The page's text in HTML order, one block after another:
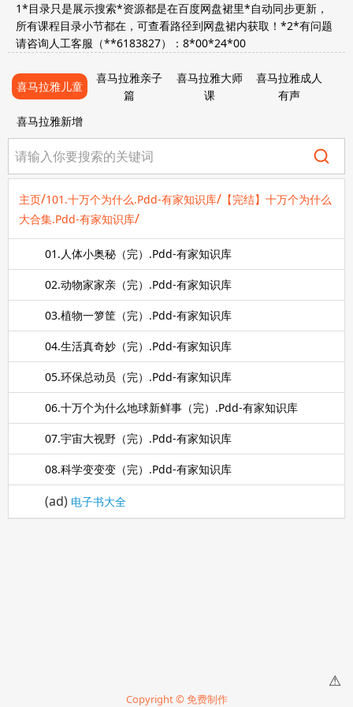
1*目录只是展示搜索*资源都是在百度网盘裙里*自动同步更新，
所有课程目录小节都在，可查看路径到网盘裙内获取！*2*有问题
请咨询人工客服（**6183827）：8*00*24*00
喜马拉雅儿童
喜马拉雅亲子
篇
喜马拉雅大师
课
喜马拉雅成人
有声
喜马拉雅新增
主页/101.十万个为什么.Pdd-有家知识库/【完结】十万个为什么
大合集.Pdd-有家知识库/
01.人体小奥秘（完）.Pdd-有家知识库
02.动物家家亲（完）.Pdd-有家知识库
03.植物一箩筐（完）.Pdd-有家知识库
04.生活真奇妙（完）.Pdd-有家知识库
05.环保总动员（完）.Pdd-有家知识库
06.十万个为什么地球新鲜事（完）.Pdd-有家知识库
07.宇宙大视野（完）.Pdd-有家知识库
08.科学变变变（完）.Pdd-有家知识库
(ad) 电子书大全
Copyright © 免费制作
⚠